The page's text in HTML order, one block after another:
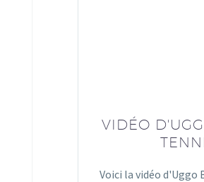
VIDÉO
Voici la vidéo